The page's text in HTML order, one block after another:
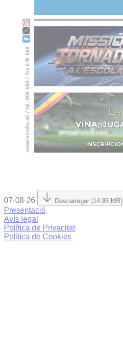
07-08-26 Descarregar (14.95 MB)
Presentació
Avís legal
Política de Privacitat
Política de Cookies